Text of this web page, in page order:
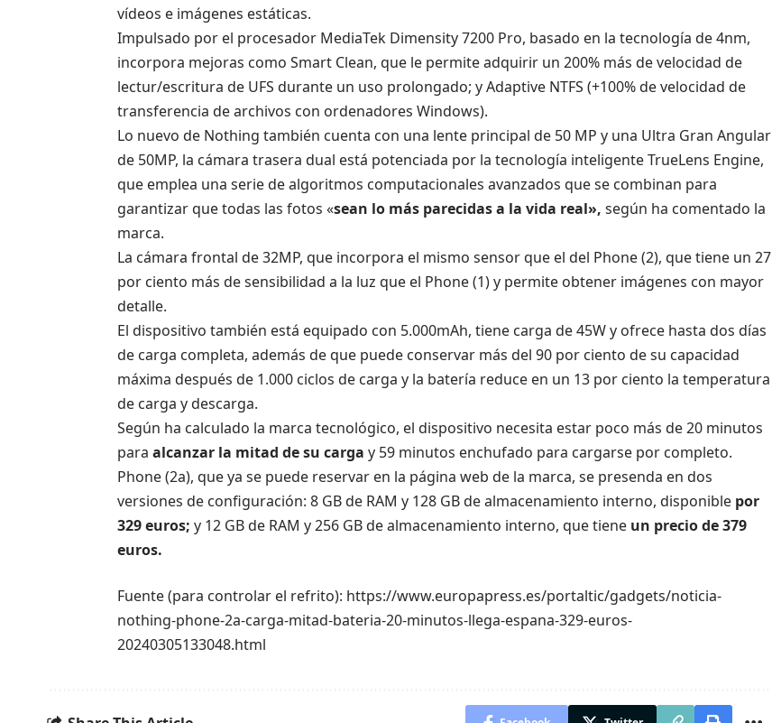
vídeos e imágenes estáticas.
Impulsado por el procesador MediaTek Dimensity 7200 Pro, basado en la tecnología de 4nm,
incorpora mejoras como Smart Clean, que le permite adquirir un 200% más de velocidad de
lectur/escritura de UFS durante un uso prolongado; y Adaptive NTFS (+100% de velocidad de
transferencia de archivos con ordenadores Windows).
Lo nuevo de Nothing también cuenta con una lente principal de 50 MP y una Ultra Gran Angular
de 50MP, la cámara trasera dual está potenciada por la tecnología inteligente TrueLens Engine,
que emplea una serie de algoritmos computacionales avanzados que se combinan para
garantizar que todas las fotos «sean lo más parecidas a la vida real», según ha comentado la
marca.
La cámara frontal de 32MP, que incorpora el mismo sensor que el del Phone (2), que tiene un 27
por ciento más de sensibilidad a la luz que el Phone (1) y permite obtener imágenes con mayor
detalle.
El dispositivo también está equipado con 5.000mAh, tiene carga de 45W y ofrece hasta dos días
de carga completa, además de que puede conservar más del 90 por ciento de su capacidad
máxima después de 1.000 ciclos de carga y la batería reduce en un 13 por ciento la temperatura
de carga y descarga.
Según ha calculado la marca tecnológico, el dispositivo necesita estar poco más de 20 minutos
para alcanzar la mitad de su carga y 59 minutos enchufado para cargarse por completo.
Phone (2a), que ya se puede reservar en la página web de la marca, se presenda en dos
versiones de configuración: 8 GB de RAM y 128 GB de almacenamiento interno, disponible por
329 euros; y 12 GB de RAM y 256 GB de almacenamiento interno, que tiene un precio de 379
euros.
Fuente (para controlar el refrito): https://www.europapress.es/portaltic/gadgets/noticia-
nothing-phone-2a-carga-mitad-bateria-20-minutos-llega-espana-329-euros-
20240305133048.html